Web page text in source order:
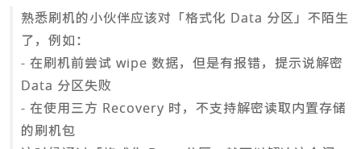
熟悉刷机的小伙伴应该对「格式化 Data 分区」不陌生
了，例如：
- 在刷机前尝试 wipe 数据，但是有报错，提示说解密
Data 分区失败
- 在使用三方 Recovery 时，不支持解密读取内置存储
的刷机包